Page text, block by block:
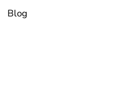
Blog